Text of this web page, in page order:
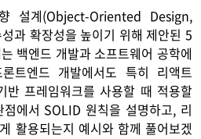
설계(Object-Oriented Design,
과 확장성을 높이기 위해 제안된 5
백엔드 개발과 소프트웨어 공학에
트엔드 개발에서도 특히 리액트
반 프레임워크를 사용할 때 적용할
에서 SOLID 원칙을 설명하고, 리
활용되는지 예시와 함께 풀어보겠